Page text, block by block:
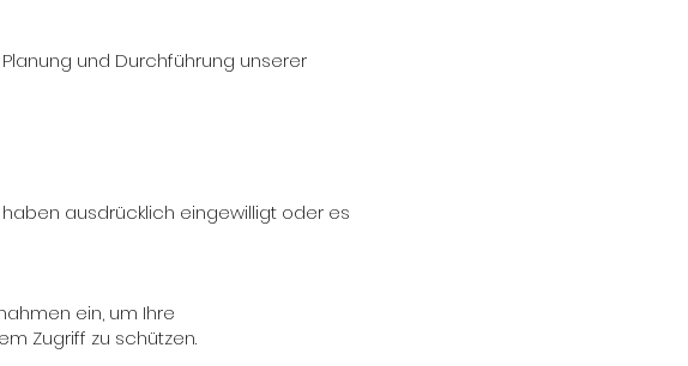
und Durchführung unserer
ausdrücklich eingewilligt oder es
ein, um Ihre
Zugriff zu schützen.